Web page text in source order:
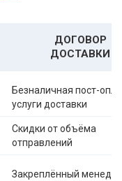
ДОГОВОР
ДОСТАВКИ
Безналичная пост-
услуги доставки
Скидки от объёма
отправлений
Закреплённый